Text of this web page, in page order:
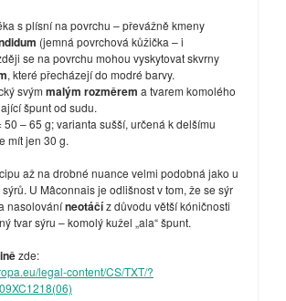
s plísní na povrchu – převážně kmeny
(jemná povrchová kůžička – i
se na povrchu mohou vyskytovat skvrny
, které přecházejí do modré barvy.
svým malým rozměrem a tvarem komolého
špunt od sudu.
50 – 65 g; varianta sušší, určená k delšímu
mít jen 30 g.
až na drobné nuance velmi podobná jako u
sýrů. U Mâconnais je odlišnost v tom, že se sýr
nasolováníneotáčíz důvodu větší kóničnosti
tvar sýru – komolý kužel „ala“ špunt.
zde:
legal-content/CS/TXT/?